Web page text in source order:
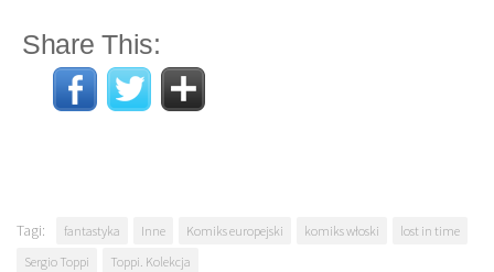
Share This:
Tagi: fantastyka Inne Komiks europejski komiks włoski
lost in time
Sergio Toppi
Toppi. Kolekcja